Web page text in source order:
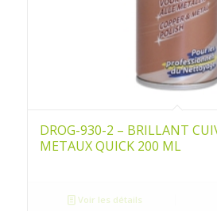
DROG-930-2 – BRILLANT
METAUX QUICK 200 ML
Voir les détails